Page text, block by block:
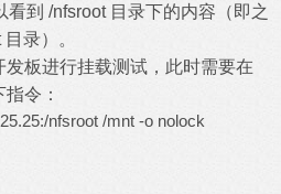
看到 /nfsroot 目录下的内容（即之
录）。
发板进行挂载测试，此时需要在
令：
nfsroot /mnt -o nolock